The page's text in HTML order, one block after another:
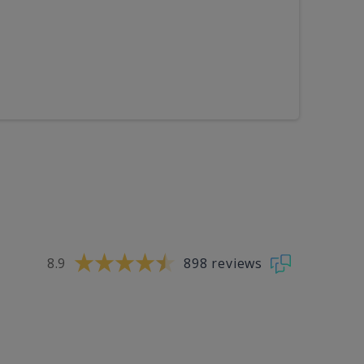
8.9 898 reviews